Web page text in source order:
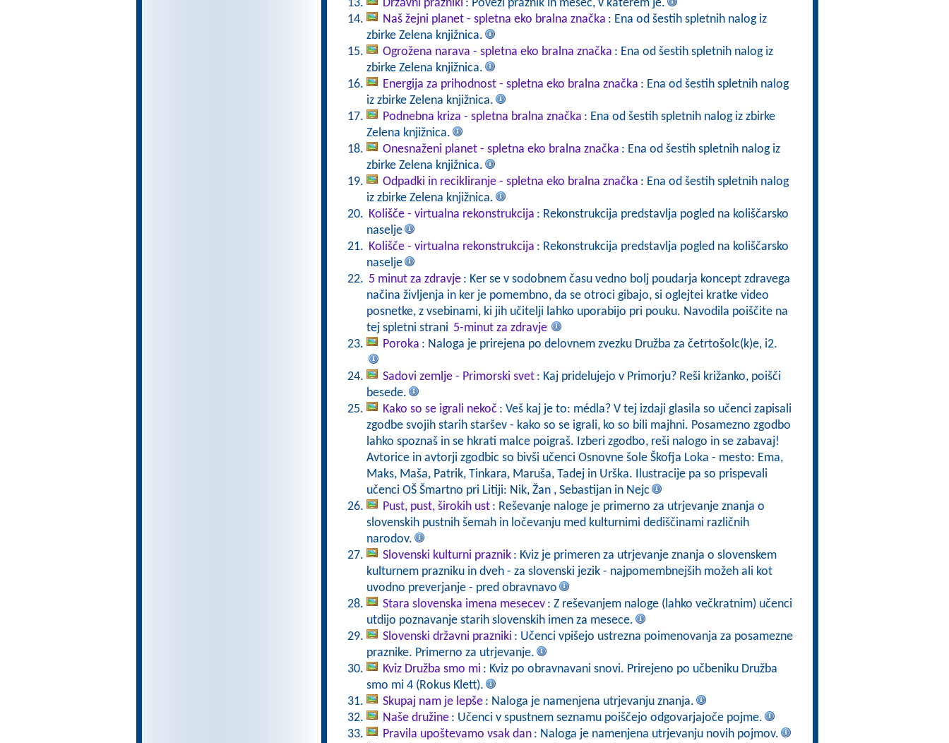
Državni prazniki : Poveži praznik in mesec, v katerem je.
Naš žejni planet - spletna eko bralna značka : Ena od šestih spletnih nalog iz
zbirke Zelena knjižnica.
Ogrožena narava - spletna eko bralna značka : Ena od šestih spletnih nalog iz
zbirke Zelena knjižnica.
Energija za prihodnost - spletna eko bralna značka : Ena od šestih spletnih nalog
iz zbirke Zelena knjižnica.
Podnebna kriza - spletna bralna značka : Ena od šestih spletnih nalog iz zbirke
Zelena knjižnica.
Onesnaženi planet - spletna eko bralna značka : Ena od šestih spletnih nalog iz
zbirke Zelena knjižnica.
Odpadki in recikliranje - spletna eko bralna značka : Ena od šestih spletnih nalog
iz zbirke Zelena knjižnica.
Kolišče - virtualna rekonstrukcija : Rekonstrukcija predstavlja pogled na koliščarsko
naselje
Kolišče - virtualna rekonstrukcija : Rekonstrukcija predstavlja pogled na koliščarsko
naselje
5 minut za zdravje : Ker se v sodobnem času vedno bolj poudarja koncept zdravega
načina življenja in ker je pomembno, da se otroci gibajo, si oglejtei kratke video
posnetke, z vsebinami, ki jih učitelji lahko uporabijo pri pouku. Navodila poiščite na
tej spletni strani 5-minut za zdravje
Poroka : Naloga je prirejena po delovnem zvezku Družba za četrtošolc(k)e, i2.
Sadovi zemlje - Primorski svet : Kaj pridelujejo v Primorju? Reši križanko, poišči
besede.
Kako so se igrali nekoč : Veš kaj je to: médla? V tej izdaji glasila so učenci zapisali
zgodbe svojih starih staršev - kako so se igrali, ko so bili majhni. Posamezno zgodbo
lahko spoznaš in se hkrati malce poigraš. Izberi zgodbo, reši nalogo in se zabavaj!
Avtorice in avtorji zgodbic so bivši učenci Osnovne šole Škofja Loka - mesto: Ema,
Maks, Maša, Patrik, Tinkara, Maruša, Tadej in Urška. Ilustracije pa so prispevali
učenci OŠ Šmartno pri Litiji: Nik, Žan , Sebastijan in Nejc
Pust, pust, širokih ust : Reševanje naloge je primerno za utrjevanje znanja o
slovenskih pustnih šemah in ločevanju med kulturnimi dediščinami različnih
narodov.
Slovenski kulturni praznik : Kviz je primeren za utrjevanje znanja o slovenskem
kulturnem prazniku in dveh - za slovenski jezik - najpomembnejših možeh ali kot
uvodno preverjanje - pred obravnavo
Stara slovenska imena mesecev : Z reševanjem naloge (lahko večkratnim) učenci
utdijo poznavanje starih slovenskih imen za mesece.
Slovenski državni prazniki : Učenci vpišejo ustrezna poimenovanja za posamezne
praznike. Primerno za utrjevanje.
Kviz Družba smo mi : Kviz po obravnavani snovi. Prirejeno po učbeniku Družba
smo mi 4 (Rokus Klett).
Skupaj nam je lepše : Naloga je namenjena utrjevanju znanja.
Naše družine : Učenci v spustnem seznamu poiščejo odgovarjajoče pojme.
Pravila upoštevamo vsak dan : Naloga je namenjena utrjevanju novih pojmov.